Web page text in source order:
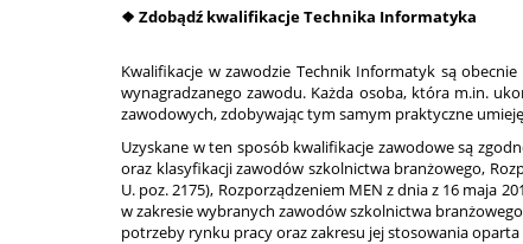
❖ Zdobądź kwalifikacje Technika Informatyka
Kwalifikacje w zawodzie Technik Informatyk są
wynagradzanego zawodu. Każda osoba, która m.in.
zawodowych, zdobywając tym samym praktyczne
Uzyskane w ten sposób kwalifikacje zawodowe są
oraz klasyfikacji zawodów szkolnictwa branżowego,
U. poz. 2175), Rozporządzeniem MEN z dnia z 16 maja
w zakresie wybranych zawodów szkolnictwa
potrzeby rynku pracy oraz zakresu jej stosowania